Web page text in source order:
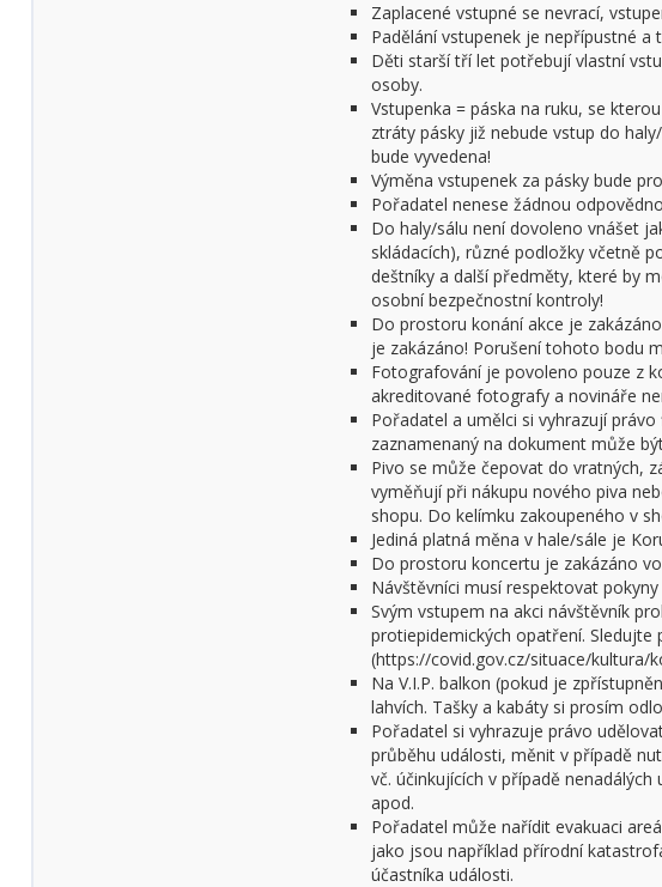
Zaplacené vstupné se nevrací,
Padělání vstupenek je nepřípustné a
Děti starší tří let potřebují vlastní
osoby.
Vstupenka = páska na ruku, se
ztráty pásky již nebude vstup do
bude vyvedena!
Výměna vstupenek za pásky bude
Pořadatel nenese žádnou
Do haly/sálu není dovoleno vnášet
skládacích), různé podložky včetně
deštníky a další předměty, které by
osobní bezpečnostní kontroly!
Do prostoru konání akce je
je zakázáno! Porušení tohoto bodu
Fotografování je povoleno pouze z
akreditované fotografy a novináře
Pořadatel a umělci si vyhrazují
zaznamenaný na dokument může
Pivo se může čepovat do vratných,
vyměňují při nákupu nového piva
shopu. Do kelímku zakoupeného v
Jediná platná měna v hale/sále je
Do prostoru koncertu je zakázáno
Návštěvníci musí respektovat
Svým vstupem na akci návštěvník
protiepidemických opatření.
(https://covid.gov.cz/situace/kultura/
Na V.I.P. balkon (pokud je
lahvích. Tašky a kabáty si prosím
Pořadatel si vyhrazuje právo
průběhu události, měnit v případě
vč. účinkujících v případě
apod.
Pořadatel může nařídit evakuaci
jako jsou například přírodní
účastníka události.